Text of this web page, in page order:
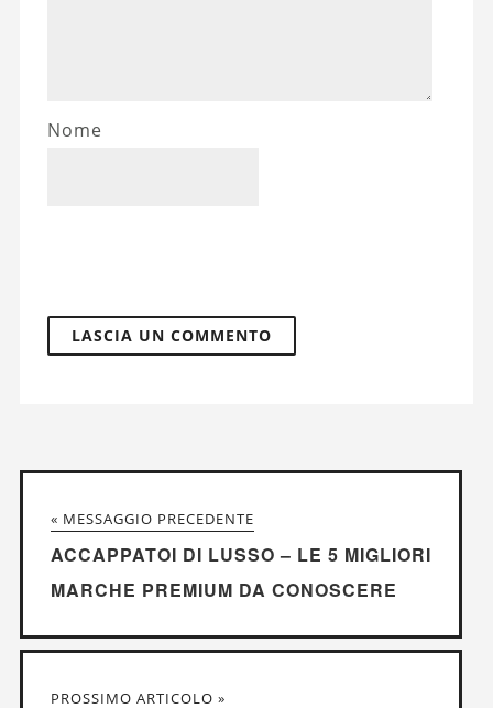
Nome
« MESSAGGIO PRECEDENTE
ACCAPPATOI DI LUSSO – LE 5 MIGLIORI
MARCHE PREMIUM DA CONOSCERE
PROSSIMO ARTICOLO »